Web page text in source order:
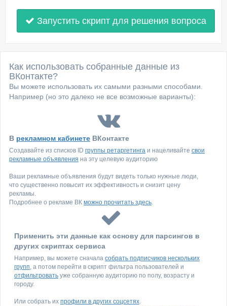
Запустить скрипт для решения вопроса
Как использовать собранные данные из
ВКонтакте?
Вы можете использовать их самыми разными способами.
Например (но это далеко не все возможные варианты):
В рекламном кабинете ВКонтакте
Создавайте из списков ID группы ретаргетинга и нацеливайте свои
рекламные объявления на эту целевую аудиторию
Ваши рекламные объявления будут видеть только нужные люди,
что существенно повысит их эффективность и снизит цену
рекламы.
Подробнее о рекламе ВК можно прочитать здесь.
Применить эти данные как основу для парсингов в
других скриптах сервиса
Например, вы можете сначала собрать подписчиков нескольких
групп, а потом перейти в скрипт фильтра пользователей и
отфильтровать уже собранную аудиторию по полу, возрасту и
городу.
Или собрать их профили в других соцсетях.